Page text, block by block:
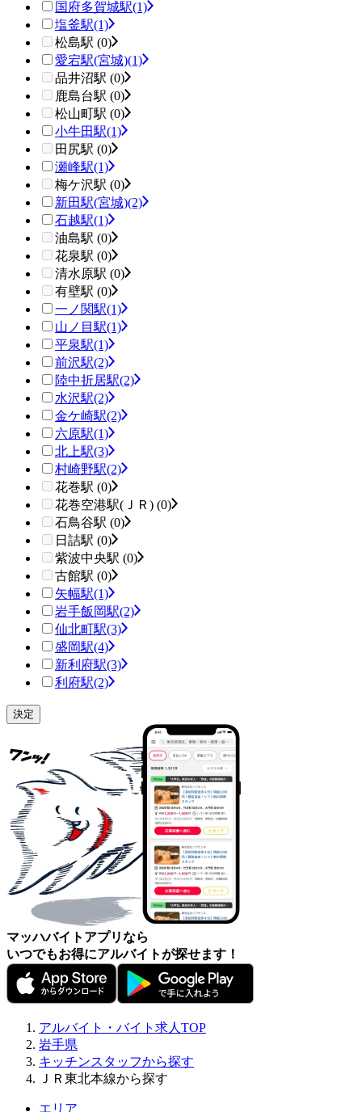
国府多賀城駅(1)
塩釜駅(1)
松島駅 (0)
愛宕駅(宮城)(1)
品井沼駅 (0)
鹿島台駅 (0)
松山町駅 (0)
小牛田駅(1)
田尻駅 (0)
瀬峰駅(1)
梅ケ沢駅 (0)
新田駅(宮城)(2)
石越駅(1)
油島駅 (0)
花泉駅 (0)
清水原駅 (0)
有壁駅 (0)
一ノ関駅(1)
山ノ目駅(1)
平泉駅(1)
前沢駅(2)
陸中折居駅(2)
水沢駅(2)
金ケ崎駅(2)
六原駅(1)
北上駅(3)
村崎野駅(2)
花巻駅 (0)
花巻空港駅(ＪＲ) (0)
石鳥谷駅 (0)
日詰駅 (0)
紫波中央駅 (0)
古館駅 (0)
矢幅駅(1)
岩手飯岡駅(2)
仙北町駅(3)
盛岡駅(4)
新利府駅(3)
利府駅(2)
マッハバイトアプリなら
いつでもお得にアルバイトが探せます！
アルバイト・バイト求人TOP
岩手県
キッチンスタッフから探す
ＪＲ東北本線から探す
エリア